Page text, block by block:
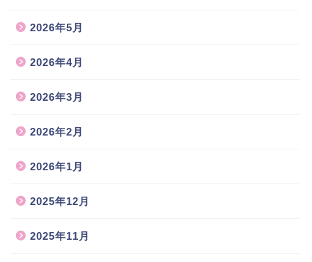
2026年5月
2026年4月
2026年3月
2026年2月
2026年1月
2025年12月
2025年11月